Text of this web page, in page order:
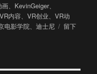
画、 KevinGeiger、
VR内容、VR创业、VR动
电影学院、迪士尼
于
中
留下